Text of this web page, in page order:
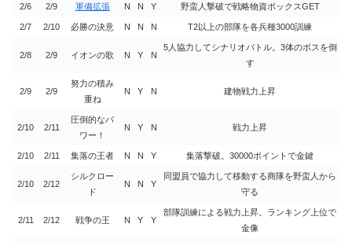
2/6 2/9 軍備拡張 N N Y 野蛮人撃破で戦略物資ボックスGET
2/7 2/10 必勝の決意 N N N T2以上の部隊を各兵種3000訓練
2/8 2/9 イオンの歌 N Y N
5人協力してシナリオバトル。3体のボスを倒
す
2/9 2/9
努力の積み
重ね
N Y N 建物戦力上昇
2/10 2/11
圧倒的なパ
ワー！
N Y N 戦力上昇
2/10 2/11 集落の王者 N N Y 集落撃破。30000ポイントで金鍵
2/10 2/12
シルクロー
ド
N N Y
同盟員で協力して移動する商隊を野蛮人から
守る
2/11 2/12 戦争の王 N Y Y
部隊訓練による戦力上昇。ランキング上位で
金像